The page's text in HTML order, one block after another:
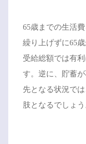
65歳までの生活
繰り上げずに65
受給総額では有
す。逆に、貯蓄
先となる状況で
肢となるでしょう